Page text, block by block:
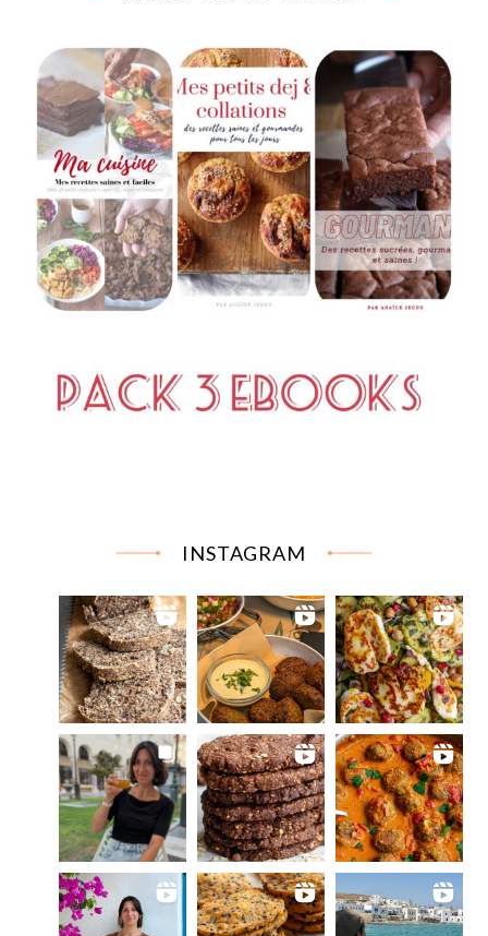
INSTAGRAM